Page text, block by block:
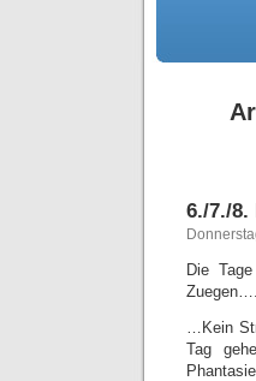
6./7./
Die
Zuegen….
…Kein
Tag